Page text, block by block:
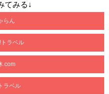
てみる↓
らん
ラベル
.com
ラベル